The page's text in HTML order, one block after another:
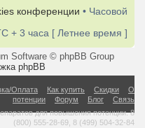
конференции • Часовой
+ 3 часа [ Летнее время ]
Software © phpBB Group
phpBB
Оплата Как купить Скидки
О
потенции
Форум Блог
Связь
для повышения потенции. 8
(800) 555-28-69, 8 (499) 504-32-84